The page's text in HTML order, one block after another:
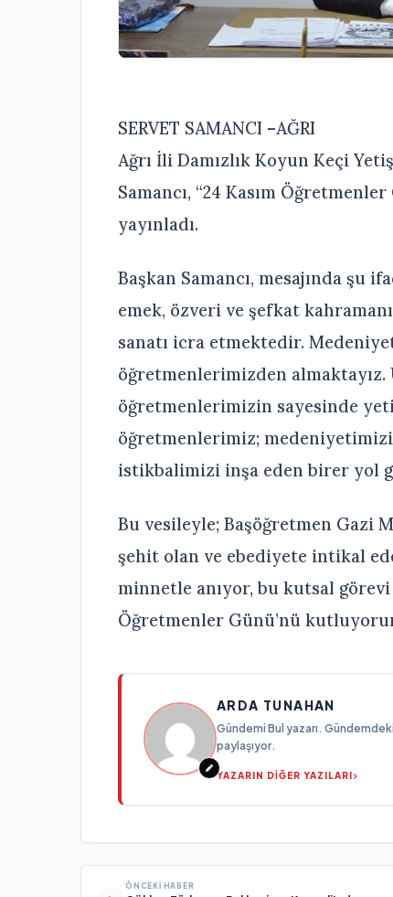
SERVET SAMANCI –AĞRI
Ağrı İli Damızlık Koyun Keçi
Samancı, “24 Kasım
yayınladı.
Başkan Samancı, mesajında şu
emek, özveri ve şefkat
sanatı icra etmektedir.
öğretmenlerimizden
öğretmenlerimizin sayesinde
öğretmenlerimiz;
istikbalimizi inşa eden birer yol
Bu vesileyle; Başöğretmen Gazi
şehit olan ve ebediyete intikal
minnetle anıyor, bu kutsal
Öğretmenler Günü’nü
ARDA TUNAHAN
Gündemi Bul yazarı.
paylaşıyor.
YAZARIN DİĞER YAZILARI
ÖNCEKI HABER